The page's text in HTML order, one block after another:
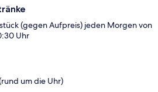
(gegen Aufpreis) jeden Morgen von
Uhr
um die Uhr)